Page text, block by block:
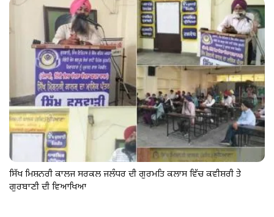
ਸਿੱਖ ਮਿਸ਼ਨਰੀ ਕਾਲਜ ਸਰਕਲ ਜਲੰਧਰ ਦੀ ਗੁਰਮਤਿ ਕਲਾਸ ਵਿੱਚ ਕਵੀਸ਼ਰੀ ਤੇ
ਗੁਰਬਾਣੀ ਦੀ ਵਿਆਖਿਆ